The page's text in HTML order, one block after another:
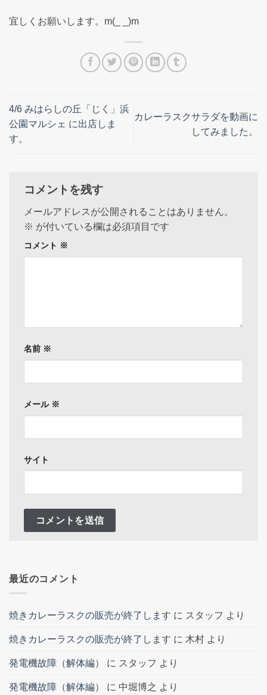
宜しくお願いします。m(_ _)m
4/6 みはらしの丘「じく」浜
公園マルシェ に出店しま
す。
カレーラスクサラダを動画に
してみました。
コメントを残す
メールアドレスが公開されることはありません。
※ が付いている欄は必須項目です
コメント ※
名前 ※
メール ※
サイト
最近のコメント
焼きカレーラスクの販売が終了します に スタッフ より
焼きカレーラスクの販売が終了します に 木村 より
発電機故障（解体編） に スタッフ より
発電機故障（解体編） に 中堀博之 より